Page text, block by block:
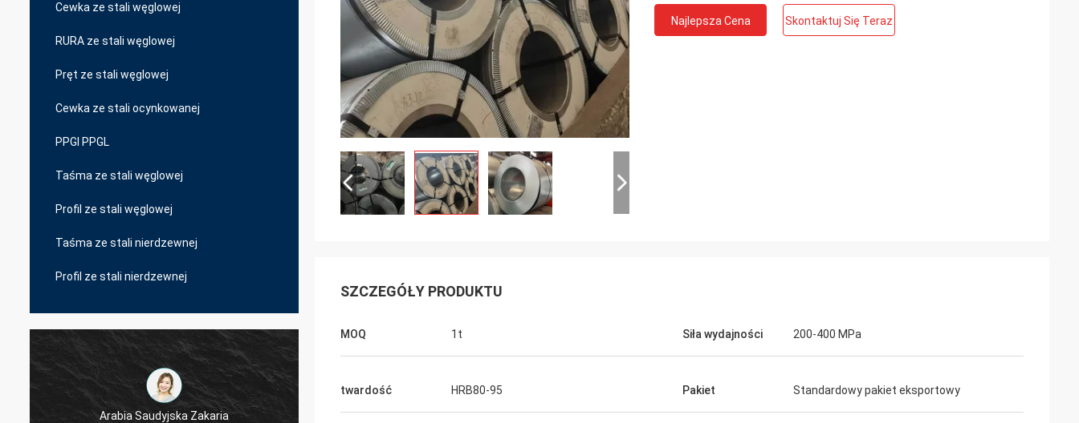
Cewka ze stali węglowej
RURA ze stali węglowej
Pręt ze stali węglowej
Cewka ze stali ocynkowanej
PPGI PPGL
Taśma ze stali węglowej
Profil ze stali węglowej
Taśma ze stali nierdzewnej
Profil ze stali nierdzewnej
Arabia Saudyjska Zakaria
Arabia Saudyjska Zakaria
Najlepsza Cena Skontaktuj Się Teraz
SZCZEGÓŁY PRODUKTU
MOQ 1t Siła wydajności 200-400 MPa
twardość HRB80-95 Pakiet Standardowy pakiet eksportowy